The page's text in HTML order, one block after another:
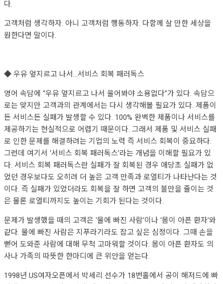
다.
고객처럼 생각하자. 아니 고객처럼 행동하자. 다함께 살 만한 세상을
원한다면 말이다.
◆ 우유 엎지르고 나서…서비스 회복 패러독스
영어 속담에 “우유 엎지르고 나서 울어봐야 소용없다”가 있다. 속담으
로는 맞지만 고객과의 관계에서는 다시 생각해볼 필요가 있다. 제품이
든 서비스든 실패가 발생할 수 있다. 100% 완벽한 제품이나 서비스를
제공하기는 현실적으로 어렵기 때문이다. 그래서 제품 및 서비스 실패
로 인한 문제를 해결하려는 기업의 노력 즉 서비스 회복이 중요하다.
그런데 여기서 ‘서비스 회복 패러독스’라는 개념을 이해할 필요가 있
다. 서비스 회복 패러독스란 실패가 잘 회복된 경우 애당초 실패가 없
었던 경우보다도 오히려 더 높은 고객 만족과 로열티가 나타난다는 것
이다. 즉 실패가 있었더라도 회복을 잘 하면 고객의 불만을 줄이는 것
은 물론 로열티까지도 높이는 기회가 된다는 것이다.
문제가 발생했을 때의 고객은 ‘물에 빠진 사람’이나 ‘몸이 아픈 환자’와
같다. 물에 빠진 사람은 지푸라기라도 잡고 싶은 심정이다. 그때 손을
뻗어 도와준 사람에 대해 무척 고마워할 것이다. 몸이 아픈 환자도 의
사나 가족의 따뜻한 한마디에 큰 위안을 얻는다.
1998년 US여자오픈에서 박세리 선수가 18번홀에서 공이 해저드에 빠